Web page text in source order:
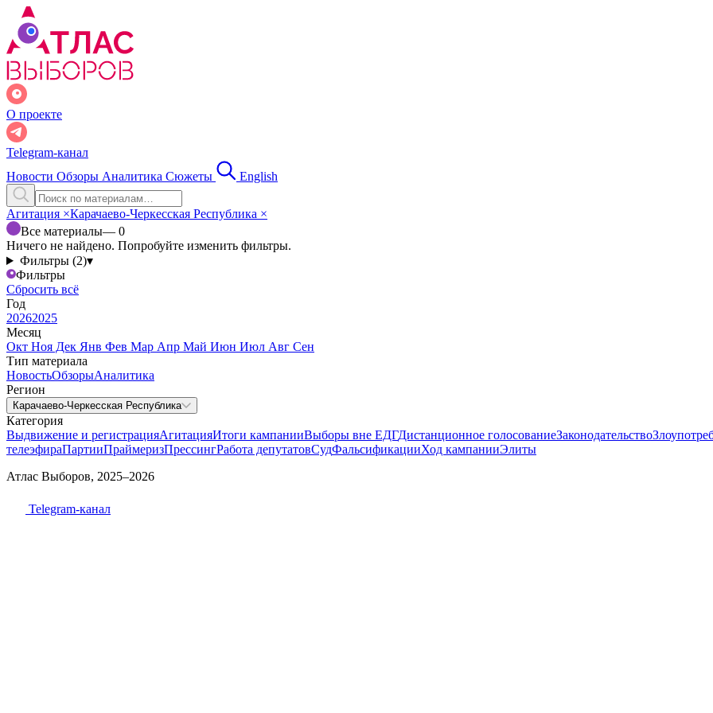
О проекте
Telegram-канал
Новости Обзоры Аналитика Сюжеты English
Агитация ×Карачаево-Черкесская Республика ×
Все материалы— 0
Ничего не найдено. Попробуйте изменить фильтры.
Фильтры (2)▾
Фильтры
Сбросить всё
Год
20262025
Месяц
Окт Ноя Дек Янв Фев Мар Апр Май Июн Июл Авг Сен
Тип материала
НовостьОбзорыАналитика
Регион
Карачаево-Черкесская Республика
Категория
Выдвижение и регистрацияАгитацияИтоги кампанииВыборы вне ЕДГДистанционное голосованиеЗаконодательство
телеэфираПартииПраймеризПрессингРабота депутатовСудФальсификацииХод кампанииЭлиты
Атлас Выборов, 2025–2026
Telegram-канал